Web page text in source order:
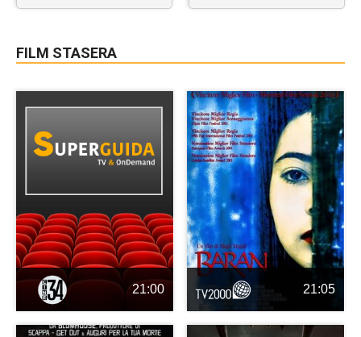
FILM STASERA
21:00 21:05